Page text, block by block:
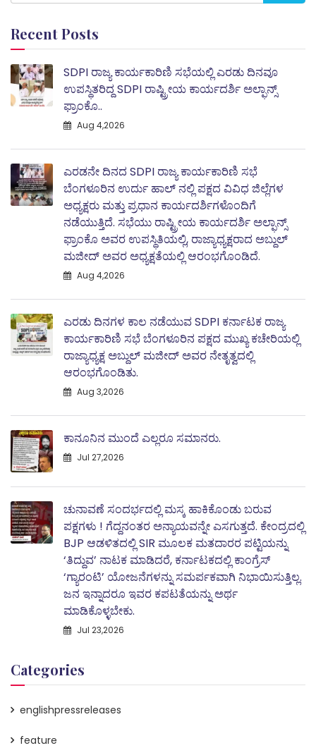
Recent Posts
SDPI ರಾಜ್ಯ ಕಾರ್ಯಕಾರಿಣಿ ಸಭೆಯಲ್ಲಿ ಎರಡು ದಿನವೂ
ಉಪಸ್ಥಿತರಿದ್ದ SDPI ರಾಷ್ಟ್ರೀಯ ಕಾರ್ಯದರ್ಶಿ ಅಲ್ಫಾನ್ಸ್
ಫ್ರಾಂಕೊ..
Aug 4,2026
ಎರಡನೇ ದಿನದ SDPI ರಾಜ್ಯ ಕಾರ್ಯಕಾರಿಣಿ ಸಭೆ
ಬೆಂಗಳೂರಿನ ಉರ್ದು ಹಾಲ್ ನಲ್ಲಿ ಪಕ್ಷದ ವಿವಿಧ ಜಿಲ್ಲೆಗಳ
ಅಧ್ಯಕ್ಷರು ಮತ್ತು ಪ್ರಧಾನ ಕಾರ್ಯದರ್ಶಿಗಳೊಂದಿಗೆ
ನಡೆಯುತ್ತಿದೆ. ಸಭೆಯು ರಾಷ್ಟ್ರೀಯ ಕಾರ್ಯದರ್ಶಿ ಅಲ್ಫಾನ್ಸ್
ಫ್ರಾಂಕೊ ಅವರ ಉಪಸ್ಥಿತಿಯಲ್ಲಿ, ರಾಜ್ಯಾಧ್ಯಕ್ಷರಾದ ಅಬ್ದುಲ್‌
ಮಜೀದ್‌ ಅವರ ಅಧ್ಯಕ್ಷತೆಯಲ್ಲಿ ಆರಂಭಗೊಂಡಿದೆ.
Aug 4,2026
ಎರಡು ದಿನಗಳ ಕಾಲ ನಡೆಯುವ SDPI ಕರ್ನಾಟಕ ರಾಜ್ಯ
ಕಾರ್ಯಕಾರಿಣಿ ಸಭೆ ಬೆಂಗಳೂರಿನ ಪಕ್ಷದ ಮುಖ್ಯ ಕಚೇರಿಯಲ್ಲಿ
ರಾಜ್ಯಾಧ್ಯಕ್ಷ ಅಬ್ದುಲ್‌ ಮಜೀದ್ ಅವರ ನೇತೃತ್ವದಲ್ಲಿ
ಆರಂಭಗೊಂಡಿತು.
Aug 3,2026
ಕಾನೂನಿನ ಮುಂದೆ ಎಲ್ಲರೂ ಸಮಾನರು.
Jul 27,2026
ಚುನಾವಣೆ ಸಂದರ್ಭದಲ್ಲಿ ಮಸ್ಕ ಹಾಕಿಕೊಂಡು ಬರುವ
ಪಕ್ಷಗಳು ! ಗೆದ್ದನಂತರ ಅನ್ಯಾಯವನ್ನೇ ಎಸಗುತ್ತದೆ. ಕೇಂದ್ರದಲ್ಲಿ
BJP ಆಡಳಿತದಲ್ಲಿ SIR ಮೂಲಕ ಮತದಾರರ ಪಟ್ಟಿಯನ್ನು
‘ತಿದ್ದುವ’ ನಾಟಕ ಮಾಡಿದರೆ, ಕರ್ನಾಟಕದಲ್ಲಿ ಕಾಂಗ್ರೆಸ್‌
‘ಗ್ಯಾರಂಟಿ’ ಯೋಜನೆಗಳನ್ನು ಸಮರ್ಪಕವಾಗಿ ನಿಭಾಯಿಸುತ್ತಿಲ್ಲ.
ಜನ ಇನ್ನಾದರೂ ಇವರ ಕಪಟತೆಯನ್ನು ಅರ್ಥ
ಮಾಡಿಕೊಳ್ಳಬೇಕು.
Jul 23,2026
Categories
englishpressreleases
feature